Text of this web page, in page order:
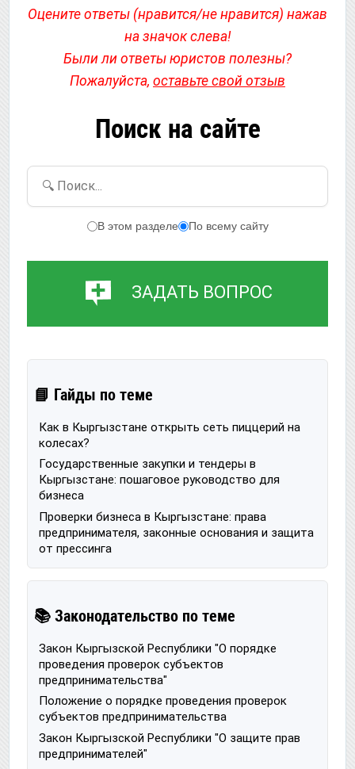
Оцените ответы (нравится/не нравится) нажав
на значок слева!
Были ли ответы юристов полезны?
Пожалуйста, оставьте свой отзыв
Поиск на сайте
🔍 Поиск...
В этом разделе По всему сайту
ЗАДАТЬ ВОПРОС
📘 Гайды по теме
Как в Кыргызстане открыть сеть пиццерий на
колесах?
Государственные закупки и тендеры в
Кыргызстане: пошаговое руководство для
бизнеса
Проверки бизнеса в Кыргызстане: права
предпринимателя, законные основания и защита
от прессинга
📚 Законодательство по теме
Закон Кыргызской Республики "О порядке
проведения проверок субъектов
предпринимательства"
Положение о порядке проведения проверок
субъектов предпринимательства
Закон Кыргызской Республики "О защите прав
предпринимателей"